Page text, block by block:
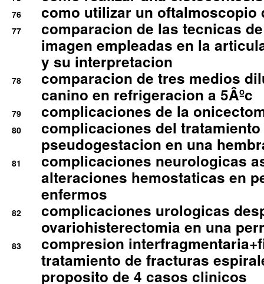
76 como utilizar un oftalmoscopio
77
comparacion de las tecnicas
imagen empleadas en la
y su interpretacion
78
comparacion de tres medios
canino en refrigeracion a 5Âºc
79 complicaciones de la
80
complicaciones del
pseudogestacion en una
81
complicaciones neurologicas
alteraciones hemostaticas en
enfermos
82
complicaciones urologicas
ovariohisterectomia en una
83
compresion
tratamiento de fracturas
proposito de 4 casos clinicos